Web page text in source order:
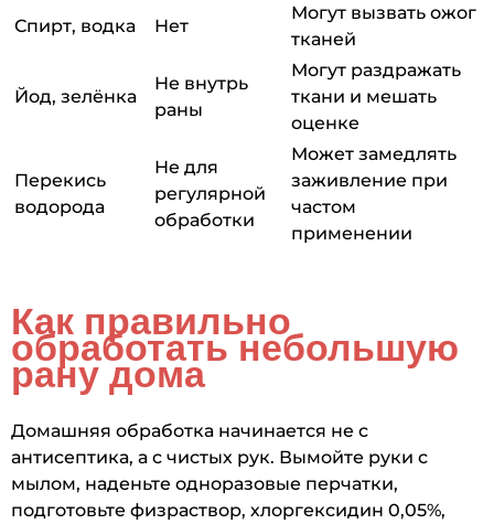
Спирт, водка Нет
Могут вызвать ожог
тканей
Йод, зелёнка
Не внутрь
раны
Могут раздражать
ткани и мешать
оценке
Перекись
водорода
Не для
регулярной
обработки
Может замедлять
заживление при
частом
применении
Как правильно
обработать небольшую
рану дома
Домашняя обработка начинается не с
антисептика, а с чистых рук. Вымойте руки с
мылом, наденьте одноразовые перчатки,
подготовьте физраствор, хлоргексидин 0,05%,